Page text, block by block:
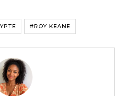
#ROY KEANE